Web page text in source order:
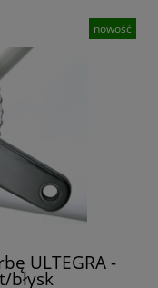
ULTEGRA -
błysk
nowość